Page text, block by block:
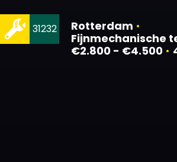
Rotterdam •
Fijnmechanische
€2.800 - €4.500 •
31232